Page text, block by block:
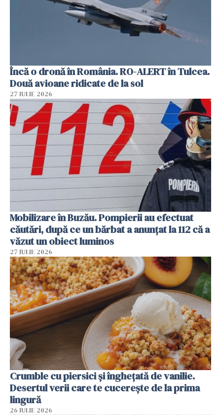
Încă o dronă în România. RO-ALERT în Tulcea.
Două avioane ridicate de la sol
27 IULIE 2026
Mobilizare în Buzău. Pompierii au efectuat
căutări, după ce un bărbat a anunțat la 112 că a
văzut un obiect luminos
27 IULIE 2026
Crumble cu piersici și înghețată de vanilie.
Desertul verii care te cucerește de la prima
lingură
26 IULIE 2026